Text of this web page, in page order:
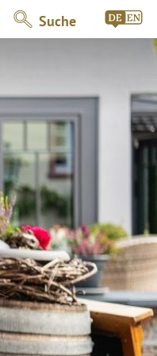
Suche